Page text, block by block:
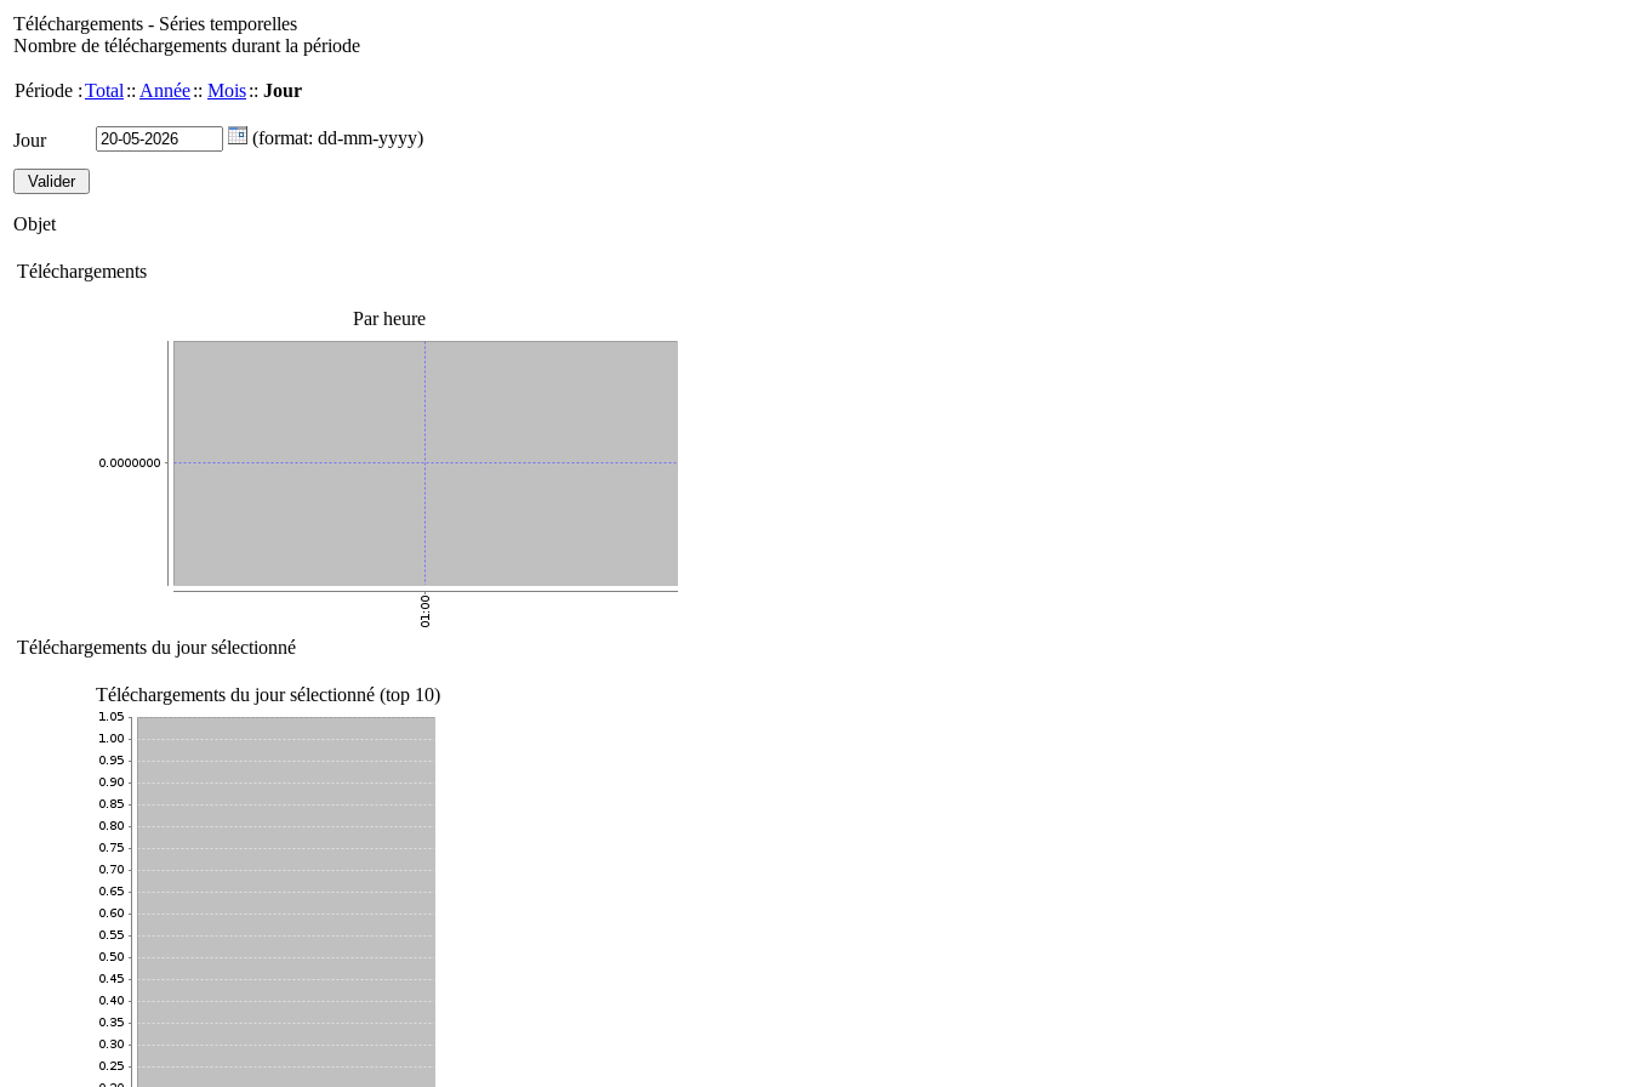
Téléchargements - Séries temporelles
Nombre de téléchargements durant la période
Période :Total :: Année:: Mois:: Jour
Jour (format: dd-mm-yyyy)
Objet
Téléchargements
Par heure
Téléchargements du jour sélectionné
Téléchargements du jour sélectionné (top 10)